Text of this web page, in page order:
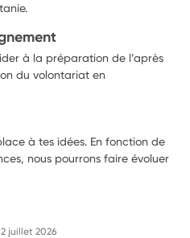
à la préparation de l’après
du volontariat en
à tes idées. En fonction de
nous pourrons faire évoluer
2 juillet 2026